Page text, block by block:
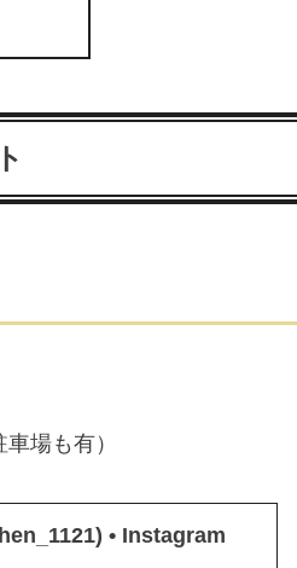
場も有）
• Instagram